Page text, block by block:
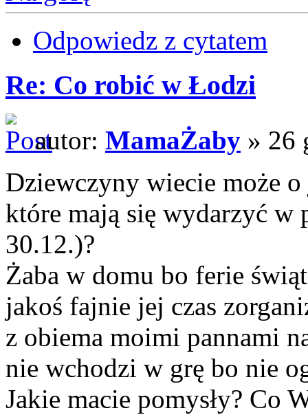
Odpowiedz z cytatem
Re: Co robić w Łodzi
autor: MamaŻaby » 26
Dziewczyny wiecie może
które mają się wydarzyć w
30.12.)?
Żaba w domu bo ferie
jakoś fajnie jej czas
z obiema moimi pannami
nie wchodzi w grę bo nie
Jakie macie pomysły? Co